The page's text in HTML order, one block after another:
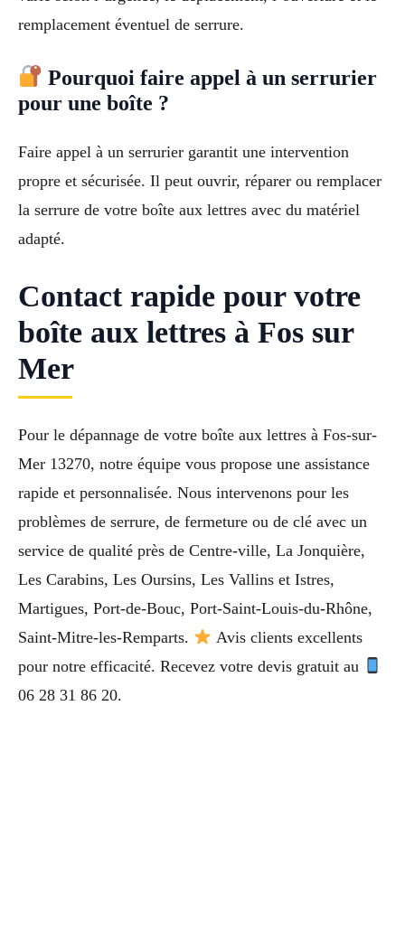
remplacement éventuel de serrure.
Pourquoi faire appel à un serrurier
pour une boîte ?
Faire appel à un serrurier garantit une intervention
propre et sécurisée. Il peut ouvrir, réparer ou remplacer
la serrure de votre boîte aux lettres avec du matériel
adapté.
Contact rapide pour votre
boîte aux lettres à Fos sur
Mer
Pour le dépannage de votre boîte aux lettres à Fos-sur-
Mer 13270, notre équipe vous propose une assistance
rapide et personnalisée. Nous intervenons pour les
problèmes de serrure, de fermeture ou de clé avec un
service de qualité près de Centre-ville, La Jonquière,
Les Carabins, Les Oursins, Les Vallins et Istres,
Martigues, Port-de-Bouc, Port-Saint-Louis-du-Rhône,
Saint-Mitre-les-Remparts.
Avis clients excellents
pour notre efficacité. Recevez votre devis gratuit au
06 28 31 86 20.